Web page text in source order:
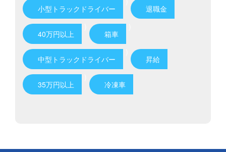
小型トラックドライバー 退職金
40万円以上 箱車
中型トラックドライバー 昇給
35万円以上 冷凍車